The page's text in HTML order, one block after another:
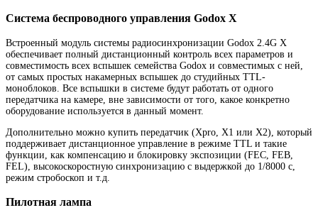
Система беспроводного управления Godox X
Встроенный модуль системы радиосинхронизации Godox 2.4G X
обеспечивает полный дистанционный контроль всех параметров и
совместимость всех вспышек семейства Godox и совместимых с ней,
от самых простых накамерных вспышек до студийных TTL-
моноблоков. Все вспышки в системе будут работать от одного
передатчика на камере, вне зависимости от того, какое конкретно
оборудование используется в данный момент.
Дополнительно можно купить передатчик (Xpro, X1 или X2), который
поддерживает дистанционное управление в режиме TTL и такие
функции, как компенсацию и блокировку экспозиции (FEC, FEB,
FEL), высокоскоростную синхронизацию с выдержкой до 1/8000 с,
режим стробоскоп и т.д.
Пилотная лампа